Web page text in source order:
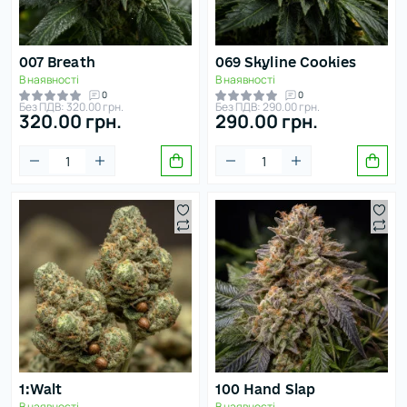
007 Breath
В наявності
0
Без ПДВ: 320.00 грн.
320.00 грн.
069 Skyline Cookies
В наявності
0
Без ПДВ: 290.00 грн.
290.00 грн.
1:Walt
100 Hand Slap
зобов’язується використовувати її виключно в межах
чинного законодавства України.
20–24%
Дуже
високий
THC:
25–29%
Смак
Деревний
Землистий
Карамель
Кремовий